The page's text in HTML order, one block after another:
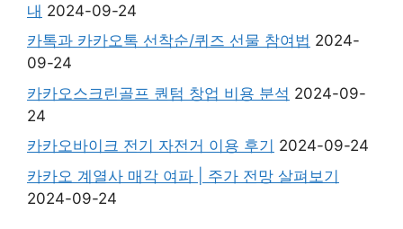
내 2024-09-24
카톡과 카카오톡 선착순/퀴즈 선물 참여법 2024-
09-24
카카오스크린골프 퀀텀 창업 비용 분석 2024-09-
24
카카오바이크 전기 자전거 이용 후기 2024-09-24
카카오 계열사 매각 여파 | 주가 전망 살펴보기
2024-09-24